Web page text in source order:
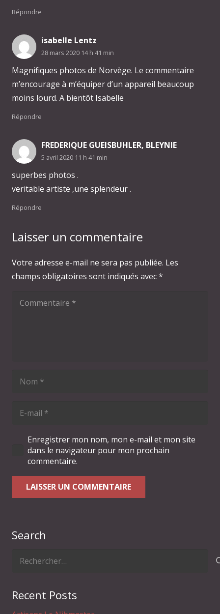
Répondre
isabelle Lentz
28 mars 2020 14 h 41 min
Magnifiques photos de Norvège. Le commentaire
m’encourage à m’équiper d’un appareil beaucoup
moins lourd. A bientôt Isabelle
Répondre
FREDERIQUE GUEISBUHLER, BLEYNIE
5 avril 2020 11 h 41 min
superbes photos .
veritable artiste ,une splendeur .
Répondre
Laisser un commentaire
Votre adresse e-mail ne sera pas publiée. Les
champs obligatoires sont indiqués avec*
Enregistrer mon nom, mon e-mail et mon site
dans le navigateur pour mon prochain
commentaire.
LAISSER UN COMMENTAIRE
Search
Rechercher :
Recent Posts